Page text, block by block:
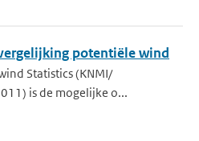
potentiële wind
Statistics (KNMI/
is de mogelijke o...